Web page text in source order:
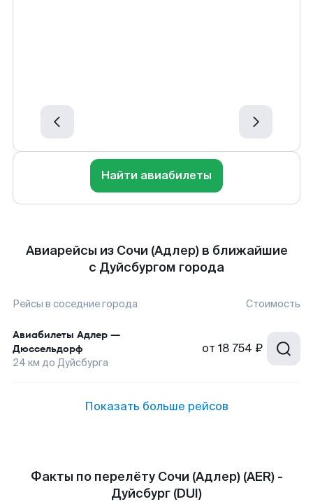
Найти авиабилеты
Авиарейсы из Сочи (Адлер) в ближайшие
с Дуйсбургом города
Рейсы в соседние города Стоимость
Авиабилеты Адлер —
Дюссельдорф
24 км до Дуйсбурга
от 18 754 ₽
Показать больше рейсов
Факты по перелёту Сочи (Адлер) (AER) -
Дуйсбург (DUI)